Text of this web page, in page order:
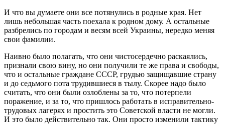
И что вы думаете они все потянулись в родные края. Нет
лишь небольшая часть поехала к родном дому. А остальные
разбрелись по городам и весям всей Украины, нередко меняя
свои фамилии.
Наивно было полагать, что они чистосердечно раскаялись,
признали свою вину, но они получили те же права и свободы,
что и остальные граждане СССР, грудью защищавшие страну
и до седьмого пота трудившиеся в тылу. Скорее надо было
считать, что они были озлоблены за то, что потерпели
поражение, и за то, что пришлось работать в исправительно-
трудовых лагерях и простить это Советской власти не могли.
И это было действительно так. Они просто изменили тактику